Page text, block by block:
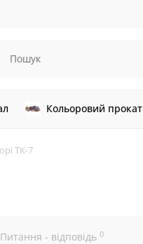
Кольоровий прокат
ТК-7
Питання - відповідь 0